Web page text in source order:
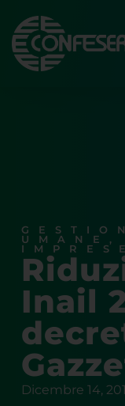
UMANE
Inail
Dicembre 14,